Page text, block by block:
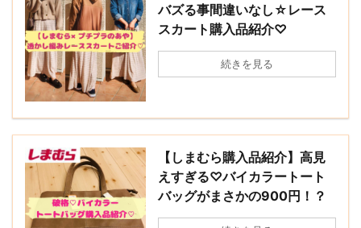
バズる事間違いなし☆レース
スカート購入品紹介♡
続きを見る
【しまむら購入品紹介】高見
えすぎる♡バイカラートート
バッグがまさかの900円！？